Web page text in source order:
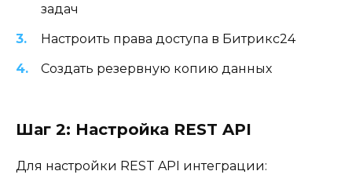
задач
Настроить права доступа в Битрикс24
Создать резервную копию данных
Шаг 2: Настройка REST API
Для настройки REST API интеграции: